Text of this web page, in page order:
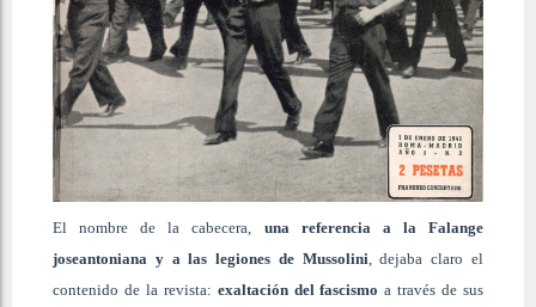
El nombre de la cabecera, una referencia a la Falange
joseantoniana y a las legiones de Mussolini, dejaba claro el
contenido de la revista: exaltación del fascismo a través de sus